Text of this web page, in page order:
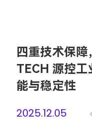
四重技术保障
TECH 源控
能与稳定性
2025.12.05